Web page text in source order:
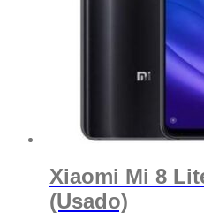
Xiaomi Mi 8
(Usado)